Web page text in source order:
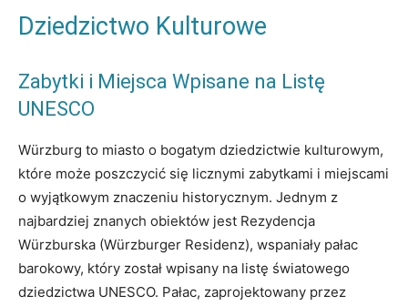
Dziedzictwo Kulturowe
Zabytki i Miejsca Wpisane na Listę
UNESCO
Würzburg to miasto o bogatym dziedzictwie kulturowym,
które może poszczycić się licznymi zabytkami i miejscami
o wyjątkowym znaczeniu historycznym. Jednym z
najbardziej znanych obiektów jest Rezydencja
Würzburska (Würzburger Residenz), wspaniały pałac
barokowy, który został wpisany na listę światowego
dziedzictwa UNESCO. Pałac, zaprojektowany przez